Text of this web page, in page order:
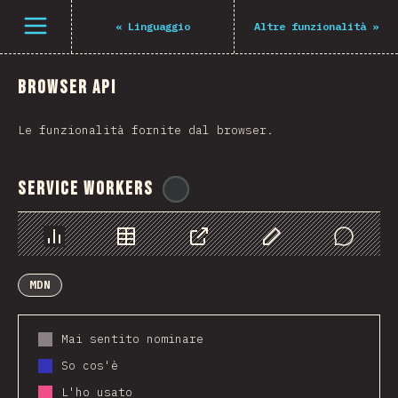
Open menu « Linguaggio Altre funzionalità»
Browser API
Le funzionalità fornite dal browser.
Service Workers
Grafico Dati CondividerePersonalizza i dati
Comments
MDN
Mai sentito nominare
So cos'è
L'ho usato
Navigated to The State of JS 2021